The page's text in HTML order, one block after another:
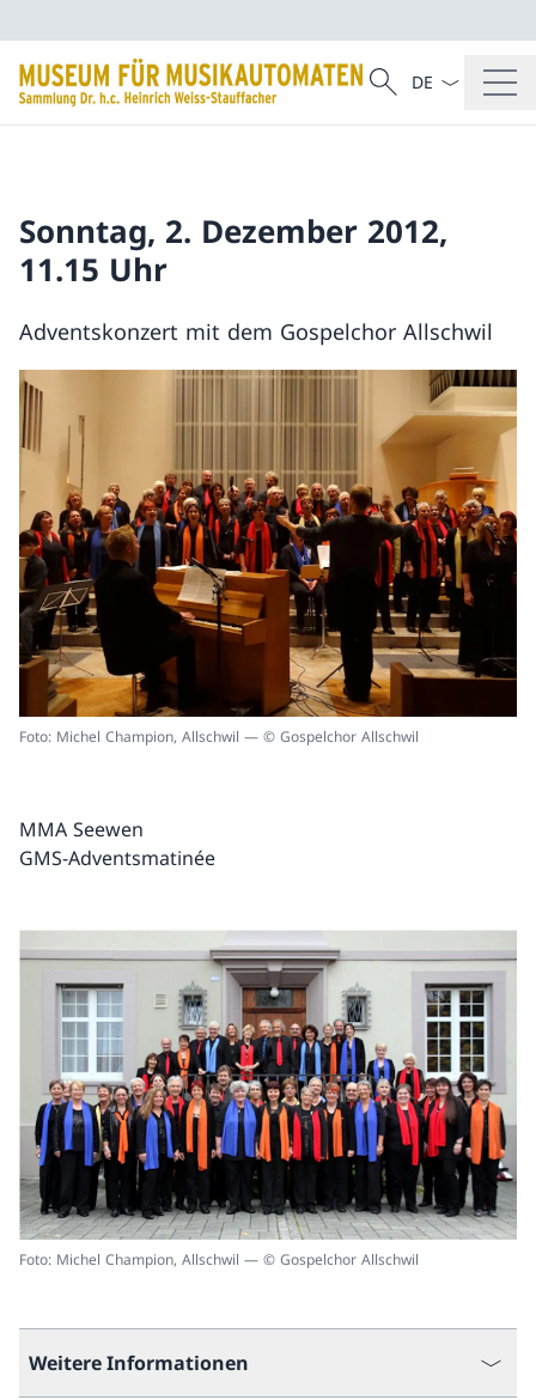
Suche
Suche
Sprach
Sonntag, 2. Dezember 2012,
11.15 Uhr
Adventskonzert mit dem Gospelchor Allschwil
Foto: Michel Champion, Allschwil — © Gospelchor Allschwil
MMA Seewen
GMS-Adventsmatinée
Foto: Michel Champion, Allschwil — © Gospelchor Allschwil
Weitere Informationen